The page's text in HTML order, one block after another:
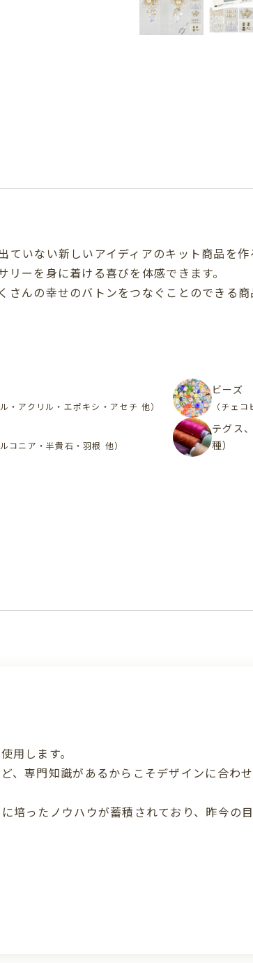
いない新しいアイディアのキット商品を作
ーを身に着ける喜びを体感できます。
んの幸せのバトンをつなぐことのできる商
・アクリル・エポキシ・アセチ 他）
ビーズ
（チェ
コニア・半貴石・羽根 他）
テグス
種）
用します。
、専門知識があるからこそデザインに合わ
培ったノウハウが蓄積されており、昨今の